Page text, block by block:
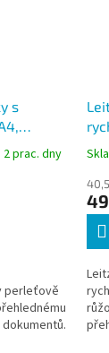
s
prac. dny
perleťově